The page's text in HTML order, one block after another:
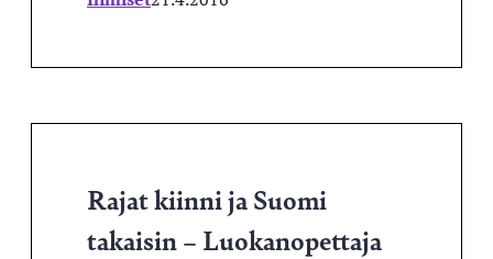
Rajat kiinni ja Suomi
takaisin – Luokanopettaja